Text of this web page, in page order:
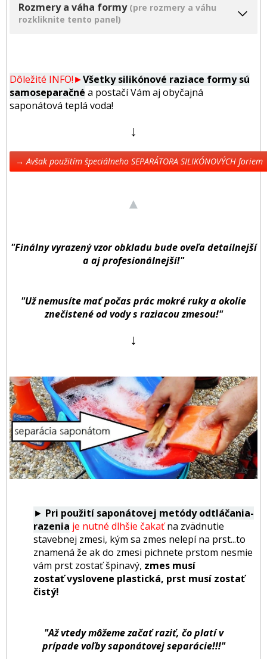
Rozmery a váha formy (pre rozmery a váhu
rozkliknite tento panel)
Dôležité INFO!►Všetky silikónové raziace formy sú
samoseparačné a postačí Vám aj obyčajná
saponátová teplá voda!
↓
→ Avšak použitím špeciálneho SEPARÁTORA SILIKÓNOVÝCH
▲
"Finálny vyrazený vzor obkladu bude oveľa detailnejší
a aj profesionálnejší!"
"Už nemusíte mať počas prác mokré ruky a okolie
znečistené od vody s raziacou zmesou!"
↓
► Pri použití saponátovej metódy odtláčania-
razenia je nutné dlhšie čakaťna zvädnutie
stavebnej zmesi, kým sa zmes nelepí na prst...to
znamená že ak do zmesi pichnete prstom nesmie
vám prst zostať špinavý, zmes musí
zostať vyslovene plastická, prst musí zostať
čistý!
"Až vtedy môžeme začať raziť, čo platí v
prípade voľby saponátovej separácie!!!"